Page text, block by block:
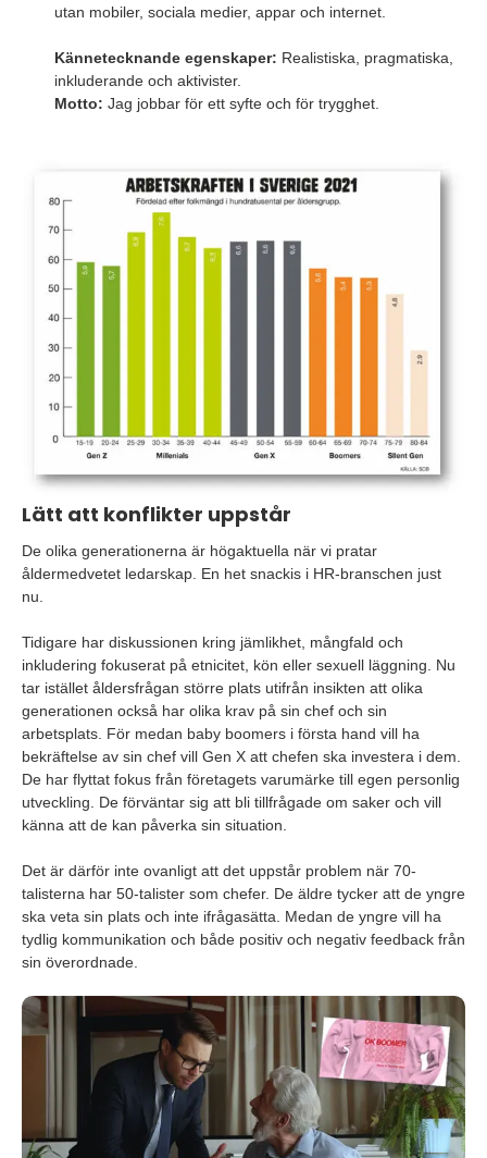
utan mobiler, sociala medier, appar och internet.
Kännetecknande egenskaper: Realistiska, pragmatiska,
inkluderande och aktivister.
Motto: Jag jobbar för ett syfte och för trygghet.
Lätt att konflikter uppstår
De olika generationerna är högaktuella när vi pratar
åldermedvetet ledarskap. En het snackis i HR-branschen just
nu.
Tidigare har diskussionen kring jämlikhet, mångfald och
inkludering fokuserat på etnicitet, kön eller sexuell läggning. Nu
tar istället åldersfrågan större plats utifrån insikten att olika
generationen också har olika krav på sin chef och sin
arbetsplats. För medan baby boomers i första hand vill ha
bekräftelse av sin chef vill Gen X att chefen ska investera i dem.
De har flyttat fokus från företagets varumärke till egen personlig
utveckling. De förväntar sig att bli tillfrågade om saker och vill
känna att de kan påverka sin situation.
Det är därför inte ovanligt att det uppstår problem när 70-
talisterna har 50-talister som chefer. De äldre tycker att de yngre
ska veta sin plats och inte ifrågasätta. Medan de yngre vill ha
tydlig kommunikation och både positiv och negativ feedback från
sin överordnade.